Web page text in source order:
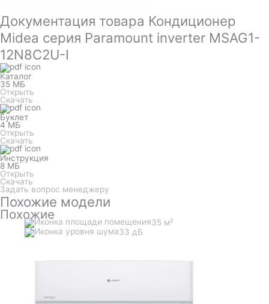
Документация товара Кондиционер
Midea серия Paramount inverter MSAG1-
12N8C2U-I
Каталог
35 МБ
Открыть
Скачать
Буклет
4 МБ
Открыть
Скачать
Инструкция
8 МБ
Открыть
Скачать
Задать вопрос менеджеру
Похожие модели
Похожие
35 м²
33 дБ